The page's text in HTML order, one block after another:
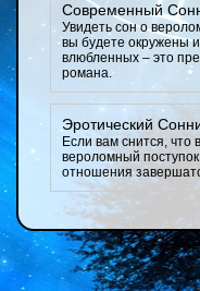
Современный
Увидеть сон о
вы будете окружены
влюбленных – это
романа.
Эротический
Если вам снится,
вероломный
отношения